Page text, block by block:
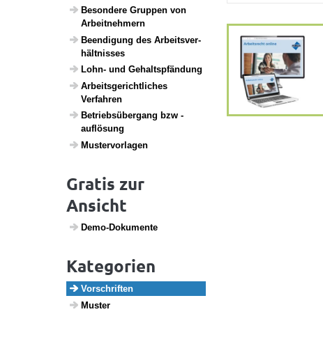
Beson­dere Gruppen von
Arbeit­neh­mern
Been­di­gung des Arbeits­ver­
hält­nisses
Lohn- und Gehalts­pfän­dung
Arbeits­ge­richt­li­ches
Verfahren
Betriebs­über­gang bzw -
auflö­sung
Muster­vor­lagen
Gratis zur
Ansicht
Demo-Doku­mente
Kategorien
Vorschriften
Muster